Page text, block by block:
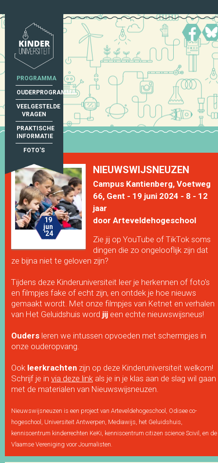
PROGRAMMA
OUDERPROGRAMMA
VEELGESTELDE
VRAGEN
PRAKTISCHE
INFORMATIE
FOTO'S
19
jun
'24
NIEUWSWIJSNEUZEN
Campus Kantienberg, Voetweg
66, Gent - 19 juni 2024 - 8 - 12
jaar
door Arteveldehogeschool
Zie jij op YouTube of TikTok soms
dingen die zo ongelooflijk zijn dat
ze bijna niet te geloven zijn?
Tijdens deze Kinderuniversiteit leer je herkennen of foto's
en filmpjes fake of echt zijn, en ontdek je hoe nieuws
gemaakt wordt. Met onze filmpjes van Ketnet en verhalen
van Het Geluidshuis word jij een echte nieuwswijsneus!
Ouders leren we intussen opvoeden met schermpjes in
onze ouderopvang.
Ook leerkrachten zijn op deze Kinderuniversiteit welkom!
Schrijf je in via deze link als je in je klas aan de slag wil gaan
met de materialen van Nieuwswijsneuzen.
Nieuwswijsneuzen is een project van Arteveldehogeschool, Odisee co-
hogeschool, Universiteit Antwerpen, Mediawijs, het Geluidshuis,
kenniscentrum kinderrechten KeKi, kenniscentrum citizen science Scivil, en de
Vlaamse Vereniging voor Journalisten.